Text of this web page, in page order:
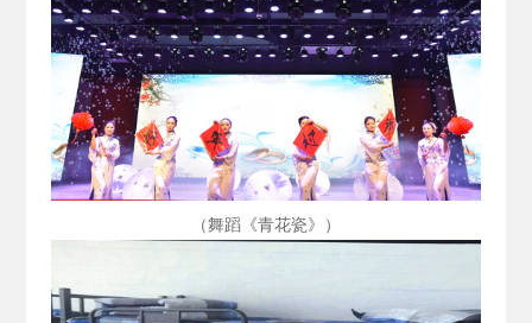
（舞蹈《青花瓷》）